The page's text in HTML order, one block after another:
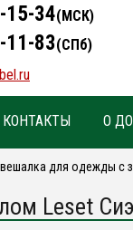
15-34(МСК)
11-83(СПб)
КОНТАКТЫ О
для одежды с
Leset